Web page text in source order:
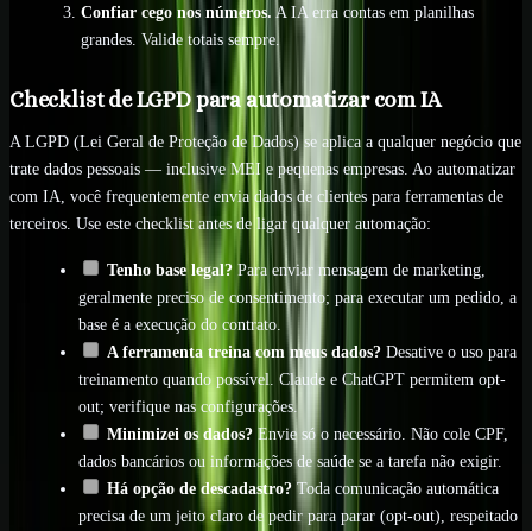
Confiar cego nos números. A IA erra contas em planilhas
grandes. Valide totais sempre.
Checklist de LGPD para automatizar com IA
A LGPD (Lei Geral de Proteção de Dados) se aplica a qualquer negócio que
trate dados pessoais — inclusive MEI e pequenas empresas. Ao automatizar
com IA, você frequentemente envia dados de clientes para ferramentas de
terceiros. Use este checklist antes de ligar qualquer automação:
Tenho base legal?Para enviar mensagem de marketing,
geralmente preciso de consentimento; para executar um pedido, a
base é a execução do contrato.
A ferramenta treina com meus dados?Desative o uso para
treinamento quando possível. Claude e ChatGPT permitem opt-
out; verifique nas configurações.
Minimizei os dados?Envie só o necessário. Não cole CPF,
dados bancários ou informações de saúde se a tarefa não exigir.
Há opção de descadastro?Toda comunicação automática
precisa de um jeito claro de pedir para parar (opt-out), respeitado